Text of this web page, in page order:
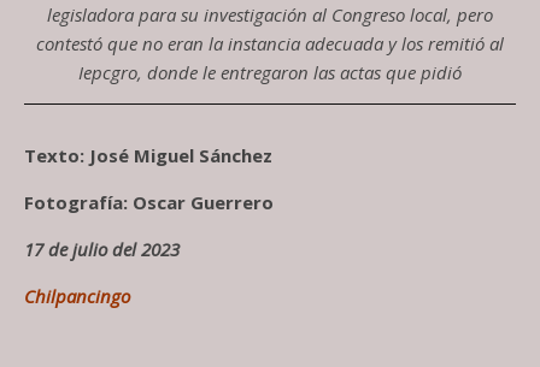
legisladora para su investigación al Congreso local, pero
contestó que no eran la instancia adecuada y los remitió al
Iepcgro, donde le entregaron las actas que pidió
Texto: José Miguel Sánchez
Fotografía: Oscar Guerrero
17 de julio del 2023
Chilpancingo